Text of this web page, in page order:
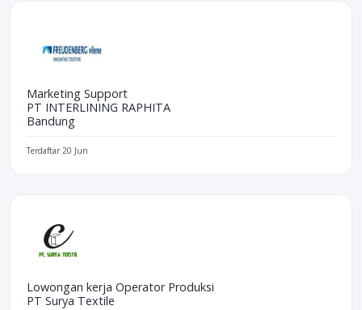
Marketing Support
PT INTERLINING RAPHITA
Bandung
Terdaftar 20 Jun
Lowongan kerja Operator Produksi
PT Surya Textile